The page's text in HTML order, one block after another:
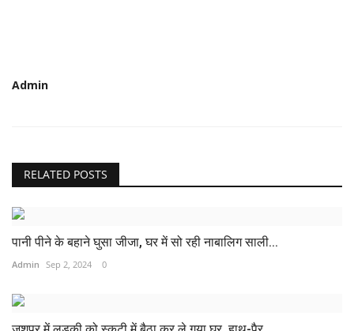
Admin
RELATED POSTS
पानी पीने के बहाने घुसा जीजा, घर में सो रही नाबालिग साली...
Admin Sep 2, 2024 0